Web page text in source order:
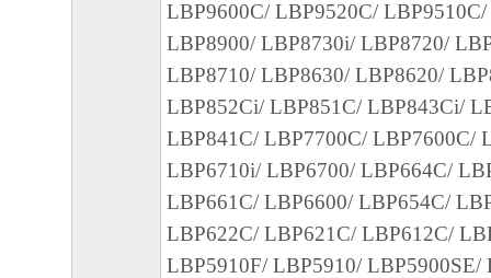
負うものではありません。
７．保証の否認・免責
(1) 「本ソフトウェア」は、『現状のまま
諾されます。キヤノン、キヤノンのライセ
ンの子会社、キヤノンの関連会社、それら
たは販売店のいずれも、「本ソフトウェア
品性および特定の目的への適合性の保証を
保証も、明示たると黙示たるとを問わず一
LBP9600C/ LBP9520C/
LBP8900/ LBP8730i/ LBP8720/
LBP8710/ LBP8630/ LBP8620/
LBP852Ci/ LBP851C/ LBP843Ci/
LBP841C/ LBP7700C/ LBP7600C/
LBP6710i/ LBP6700/ LBP664C/
LBP661C/ LBP6600/ LBP654C/
LBP622C/ LBP621C/ LBP612C/
LBP5910F/ LBP5910/ LBP5900SE/